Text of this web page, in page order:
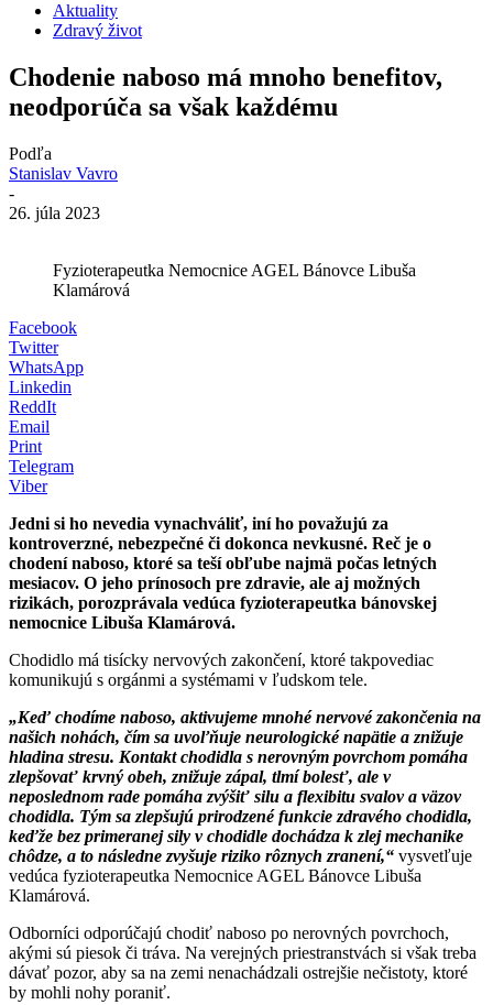
Aktuality
Zdravý život
Chodenie naboso má mnoho benefitov,
neodporúča sa však každému
Podľa
Stanislav Vavro
-
26. júla 2023
Fyzioterapeutka Nemocnice AGEL Bánovce Libuša
Klamárová
Facebook
Twitter
WhatsApp
Linkedin
ReddIt
Email
Print
Telegram
Viber
Jedni si ho nevedia vynachváliť, iní ho považujú za
kontroverzné, nebezpečné či dokonca nevkusné. Reč je o
chodení naboso, ktoré sa teší obľube najmä počas letných
mesiacov. O jeho prínosoch pre zdravie, ale aj možných
rizikách, porozprávala vedúca fyzioterapeutka bánovskej
nemocnice Libuša Klamárová.
Chodidlo má tisícky nervových zakončení, ktoré takpovediac
komunikujú s orgánmi a systémami v ľudskom tele.
„Keď chodíme naboso, aktivujeme mnohé nervové zakončenia na
našich nohách, čím sa uvoľňuje neurologické napätie a znižuje
hladina stresu. Kontakt chodidla s nerovným povrchom pomáha
zlepšovať krvný obeh, znižuje zápal, tlmí bolesť, ale v
neposlednom rade pomáha zvýšiť silu a flexibitu svalov a väzov
chodidla. Tým sa zlepšujú prirodzené funkcie zdravého chodidla,
keďže bez primeranej sily v chodidle dochádza k zlej mechanike
chôdze, a to následne zvyšuje riziko rôznych zranení,“ vysvetľuje
vedúca fyzioterapeutka Nemocnice AGEL Bánovce Libuša
Klamárová.
Odborníci odporúčajú chodiť naboso po nerovných povrchoch,
akými sú piesok či tráva. Na verejných priestranstvách si však treba
dávať pozor, aby sa na zemi nenachádzali ostrejšie nečistoty, ktoré
by mohli nohy poraniť.